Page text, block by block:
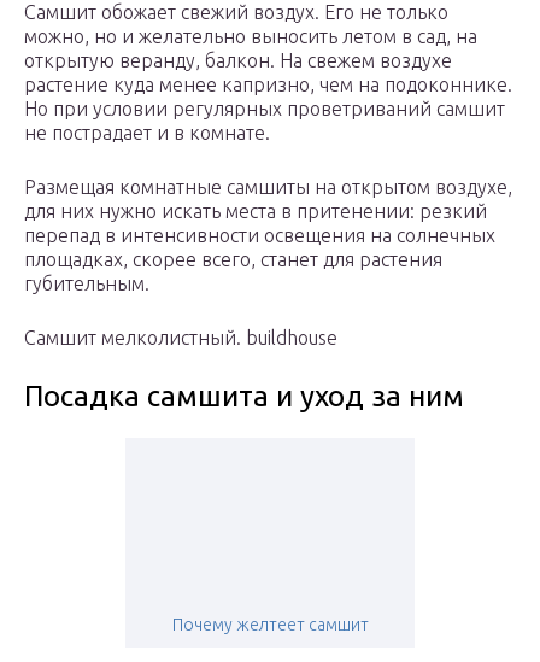
Самшит обожает свежий воздух. Его не только
можно, но и желательно выносить летом в сад, на
открытую веранду, балкон. На свежем воздухе
растение куда менее капризно, чем на подоконнике.
Но при условии регулярных проветриваний самшит
не пострадает и в комнате.
Размещая комнатные самшиты на открытом воздухе,
для них нужно искать места в притенении: резкий
перепад в интенсивности освещения на солнечных
площадках, скорее всего, станет для растения
губительным.
Самшит мелколистный. buildhouse
Посадка самшита и уход за ним
Почему желтеет самшит